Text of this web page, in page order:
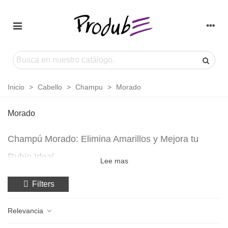
Inicio > Cabello > Champu > Morado
Morado
Champú Morado: Elimina Amarillos y Mejora tu
Rubio Ideal
de nuestrochampú morado
producto ha sido creado para eliminar los tonos amarillos
una maravilla de brillo y claridad cromática.
Lee mas
Filters
Relevancia